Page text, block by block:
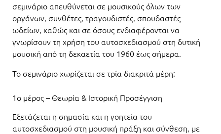
σεμινάριο απευθύνεται σε μουσικούς όλων των
οργάνων, συνθέτες, τραγουδιστές, σπουδαστές
ωδείων, καθώς και σε όσους ενδιαφέρονται να
γνωρίσουν τη χρήση του αυτοσχεδιασμού στη δυτική
μουσική από τη δεκαετία του 1960 έως σήμερα.
Το σεμινάριο χωρίζεται σε τρία διακριτά μέρη:
1ο μέρος – Θεωρία & Ιστορική Προσέγγιση
Εξετάζεται η σημασία και η γοητεία του
αυτοσχεδιασμού στη μουσική πράξη και σύνθεση, με